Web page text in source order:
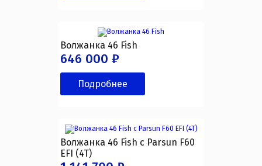
Волжанка 46 Fish
646 000 ₽
Подробнее
Волжанка 46 Fish с Parsun F60
EFI (4T)